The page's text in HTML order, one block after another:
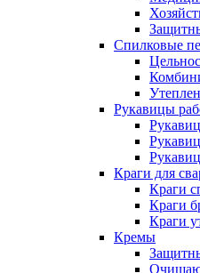
Спилковые
Рукавицы
Краги для
Краги
Краги
Краги
Кремы